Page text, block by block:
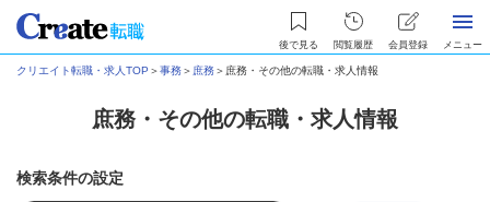
後で見る 閲覧履歴 会員登録 メニュー
クリエイト転職・求人TOP ＞事務＞ 庶務＞ 庶務・その他の転職・求人情報
庶務・その他の転職・求人情報
検索条件の設定